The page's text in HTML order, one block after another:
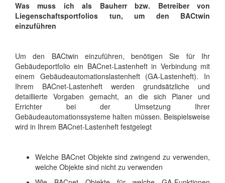
Was muss ich als Bauherr bzw. Betreiber von
Liegenschaftsportfolios tun, um den BACtwin
einzuführen
Um den BACtwin einzuführen, benötigen Sie für Ihr
Gebäudeportfolio ein BACnet-Lastenheft in Verbindung mit
einem Gebäudeautomationslastenheft (GA-Lastenheft). In
Ihrem BACnet-Lastenheft werden grundsätzliche und
detaillierte Vorgaben gemacht, an die sich Planer und
Errichter bei der Umsetzung Ihrer
Gebäudeautomationssysteme halten müssen. Beispielsweise
wird in Ihrem BACnet-Lastenheft festgelegt
Welche BACnet Objekte sind zwingend zu verwenden,
welche Objekte sind nicht zu verwenden